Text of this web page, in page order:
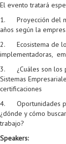
El evento tratará
1. Proyección del
años según la
2. Ecosistema de
implementadoras,
3. ¿Cuáles son los
Sistemas
certificaciones
4. Oportunidades
¿dónde y cómo
trabajo?
Speakers:
Doble
Examen
Intercambios
Práctica
Ofertas
Práctica social
Proyecto de
Reingreso
Intercambio
Grado
Maestría en
Maestría en
Maestría en
Maestría en
Escuela
Personal de
Personal de
Laboratorio de
Laboratorios de
Laboratorios de
Sala de Video
Protocolo de